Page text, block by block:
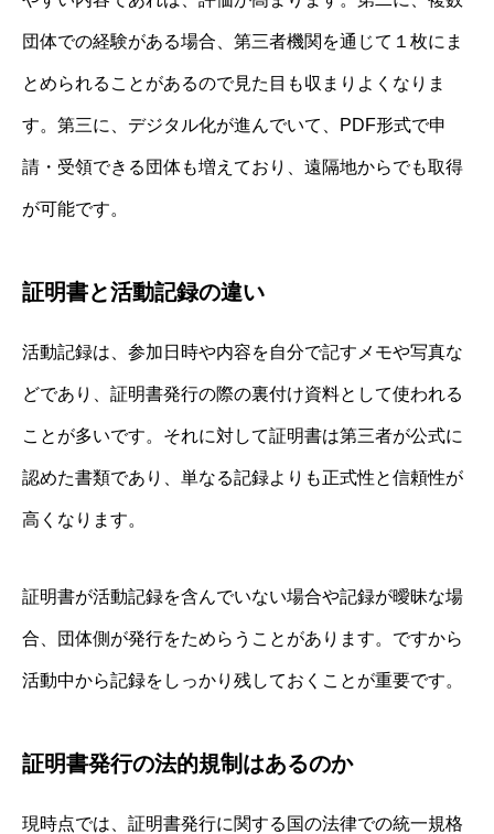
団体での経験がある場合、第三者機関を通じて１枚にま
とめられることがあるので見た目も収まりよくなりま
す。第三に、デジタル化が進んでいて、PDF形式で申
請・受領できる団体も増えており、遠隔地からでも取得
が可能です。
証明書と活動記録の違い
活動記録は、参加日時や内容を自分で記すメモや写真な
どであり、証明書発行の際の裏付け資料として使われる
ことが多いです。それに対して証明書は第三者が公式に
認めた書類であり、単なる記録よりも正式性と信頼性が
高くなります。
証明書が活動記録を含んでいない場合や記録が曖昧な場
合、団体側が発行をためらうことがあります。ですから
活動中から記録をしっかり残しておくことが重要です。
証明書発行の法的規制はあるのか
現時点では、証明書発行に関する国の法律での統一規格